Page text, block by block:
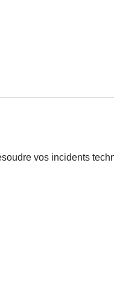
vos incidents